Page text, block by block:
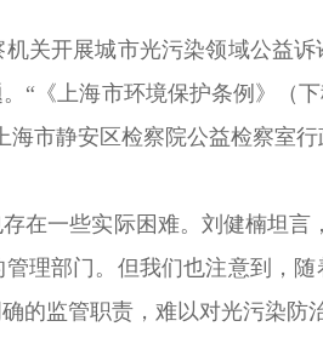
关开展城市光污染领域公益
“《上海市环境保护条例》（
市静安区检察院公益检察室行
在一些实际困难。刘健楠坦
理部门。但我们也注意到，
的监管职责，难以对光污染防